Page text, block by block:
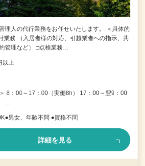
理人の代行業務をお任せいたします。 ＜具体的
業務 （入居者様の対応、引越業者への指示、共
管理など） □点検業務…
以上
8：00～17：00（実働8h） 17：00～翌9：00
…
男女、年齢不問 ●資格不問
詳細を見る